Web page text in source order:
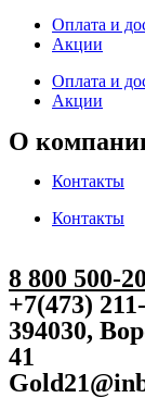
Оплата и
Акции
Оплата и
Акции
О
Контакты
Контакты
8 800 500-
+7(473)
394030,
41